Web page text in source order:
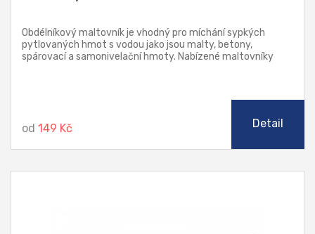
Obdélníkový maltovník je vhodný pro míchání sypkých
pytlovaných hmot s vodou jako jsou malty, betony,
spárovací a samonivelační hmoty. Nabízené maltovníky
od 149 Kč Detail